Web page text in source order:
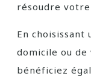
résoudre
En
domicile ou
bénéficiez